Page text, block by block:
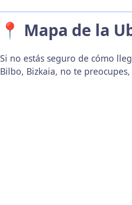
📍 Mapa de la
Si no estás seguro de cómo
Bilbo, Bizkaia, no te